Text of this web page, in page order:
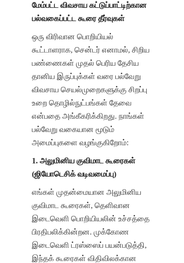
மேம்பட்ட விவசாய கட்டுப்பாட்டிற்கான
பல்வகைப்பட்ட கூரை தீர்வுகள்
ஒரு விரிவான பொறியியல்
கூட்டாளராக, சென்டர் எனாமல், சிறிய
பண்ணைகள் முதல் பெரிய தேசிய
தானிய இருப்புக்கள் வரை பல்வேறு
விவசாய செயல்முறைகளுக்கு சிறப்பு
உறை தொழில்நுட்பங்கள் தேவை
என்பதை அங்கீகரிக்கிறது. நாங்கள்
பல்வேறு வகையான மூடும்
அமைப்புகளை வழங்குகிறோம்:
1. அலுமினிய குவிமாட கூரைகள்
(ஜியோடெசிக் வடிவமைப்பு)
எங்கள் முதன்மையான அலுமினிய
குவிமாட கூரைகள், தெளிவான
இடைவெளி பொறியியலின் உச்சத்தை
பிரதிபலிக்கின்றன. முக்கோண
இடைவெளி ட்ரஸ்ஸைப் பயன்படுத்தி,
இந்தக் கூரைகள் விதிவிலக்கான